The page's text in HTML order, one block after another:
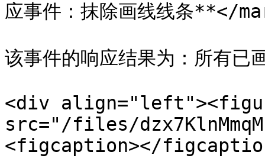
应事件：抹除画线线条**</
该事件的响应结果为：所有已
<div
src="/files/
<figcaption></